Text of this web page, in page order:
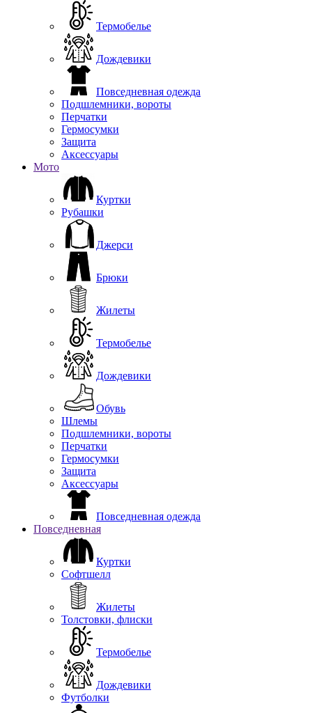
Термобелье
Дождевики
Повседневная одежда
Подшлемники, вороты
Перчатки
Гермосумки
Защита
Аксессуары
Мото
Куртки
Рубашки
Джерси
Брюки
Жилеты
Термобелье
Дождевики
Обувь
Шлемы
Подшлемники, вороты
Перчатки
Гермосумки
Защита
Аксессуары
Повседневная одежда
Повседневная
Куртки
Софтшелл
Жилеты
Толстовки, флиски
Термобелье
Дождевики
Футболки